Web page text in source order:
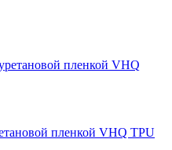
пленкой VHQ TPU